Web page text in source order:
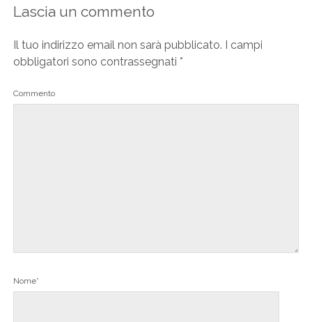
Lascia un commento
Il tuo indirizzo email non sarà pubblicato.
I campi
obbligatori sono contrassegnati *
Commento
Nome*